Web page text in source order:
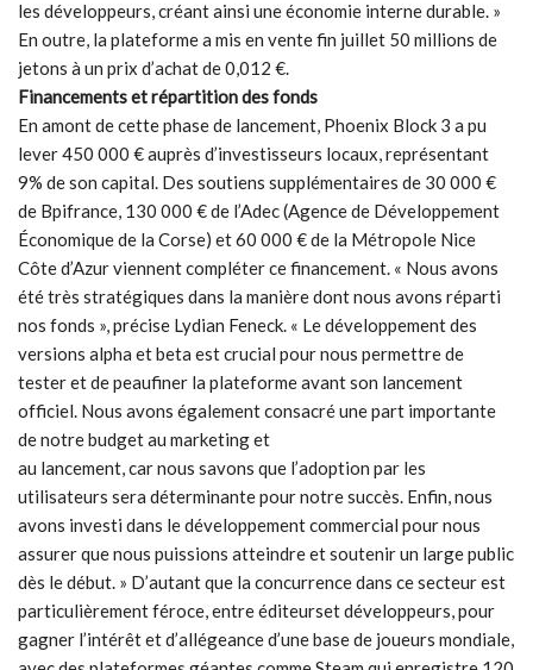
les développeurs, créant ainsi une économie interne durable. »
En outre, la plateforme a mis en vente fin juillet 50 millions de
jetons à un prix d’achat de 0,012 €.
Financements et répartition des fonds
En amont de cette phase de lancement, Phoenix Block 3 a pu
lever 450 000 € auprès d’investisseurs locaux, représentant
9% de son capital. Des soutiens supplémentaires de 30 000 €
de Bpifrance, 130 000 € de l’Adec (Agence de Développement
Économique de la Corse) et 60 000 € de la Métropole Nice
Côte d’Azur viennent compléter ce financement. « Nous avons
été très stratégiques dans la manière dont nous avons réparti
nos fonds », précise Lydian Feneck. « Le développement des
versions alpha et beta est crucial pour nous permettre de
tester et de peaufiner la plateforme avant son lancement
officiel. Nous avons également consacré une part importante
de notre budget au marketing et
au lancement, car nous savons que l’adoption par les
utilisateurs sera déterminante pour notre succès. Enfin, nous
avons investi dans le développement commercial pour nous
assurer que nous puissions atteindre et soutenir un large public
dès le début. » D’autant que la concurrence dans ce secteur est
particulièrement féroce, entre éditeurset développeurs, pour
gagner l’intérêt et d’allégeance d’une base de joueurs mondiale,